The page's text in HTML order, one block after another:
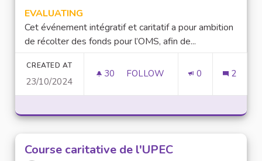
EVALUATING
Cet événement intégratif et caritatif a pour ambition
de récolter des fonds pour l’OMS, afin de...
CREATED AT
23/10/2024
30 30 FOLLOWERS
FOLLOW 0 2
Course caritative de l'UPEC